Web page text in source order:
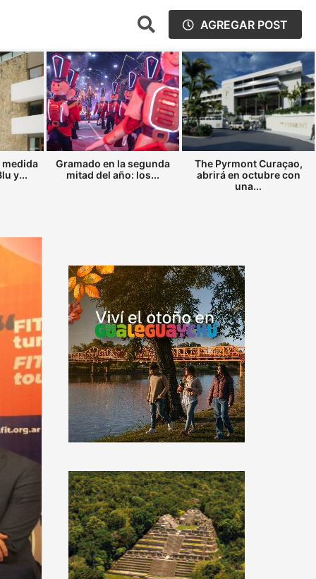
AGREGAR POST
medida
y...
Gramado en la segunda
mitad del año: los...
The Pyrmont Curaçao,
abrirá en octubre con
una...